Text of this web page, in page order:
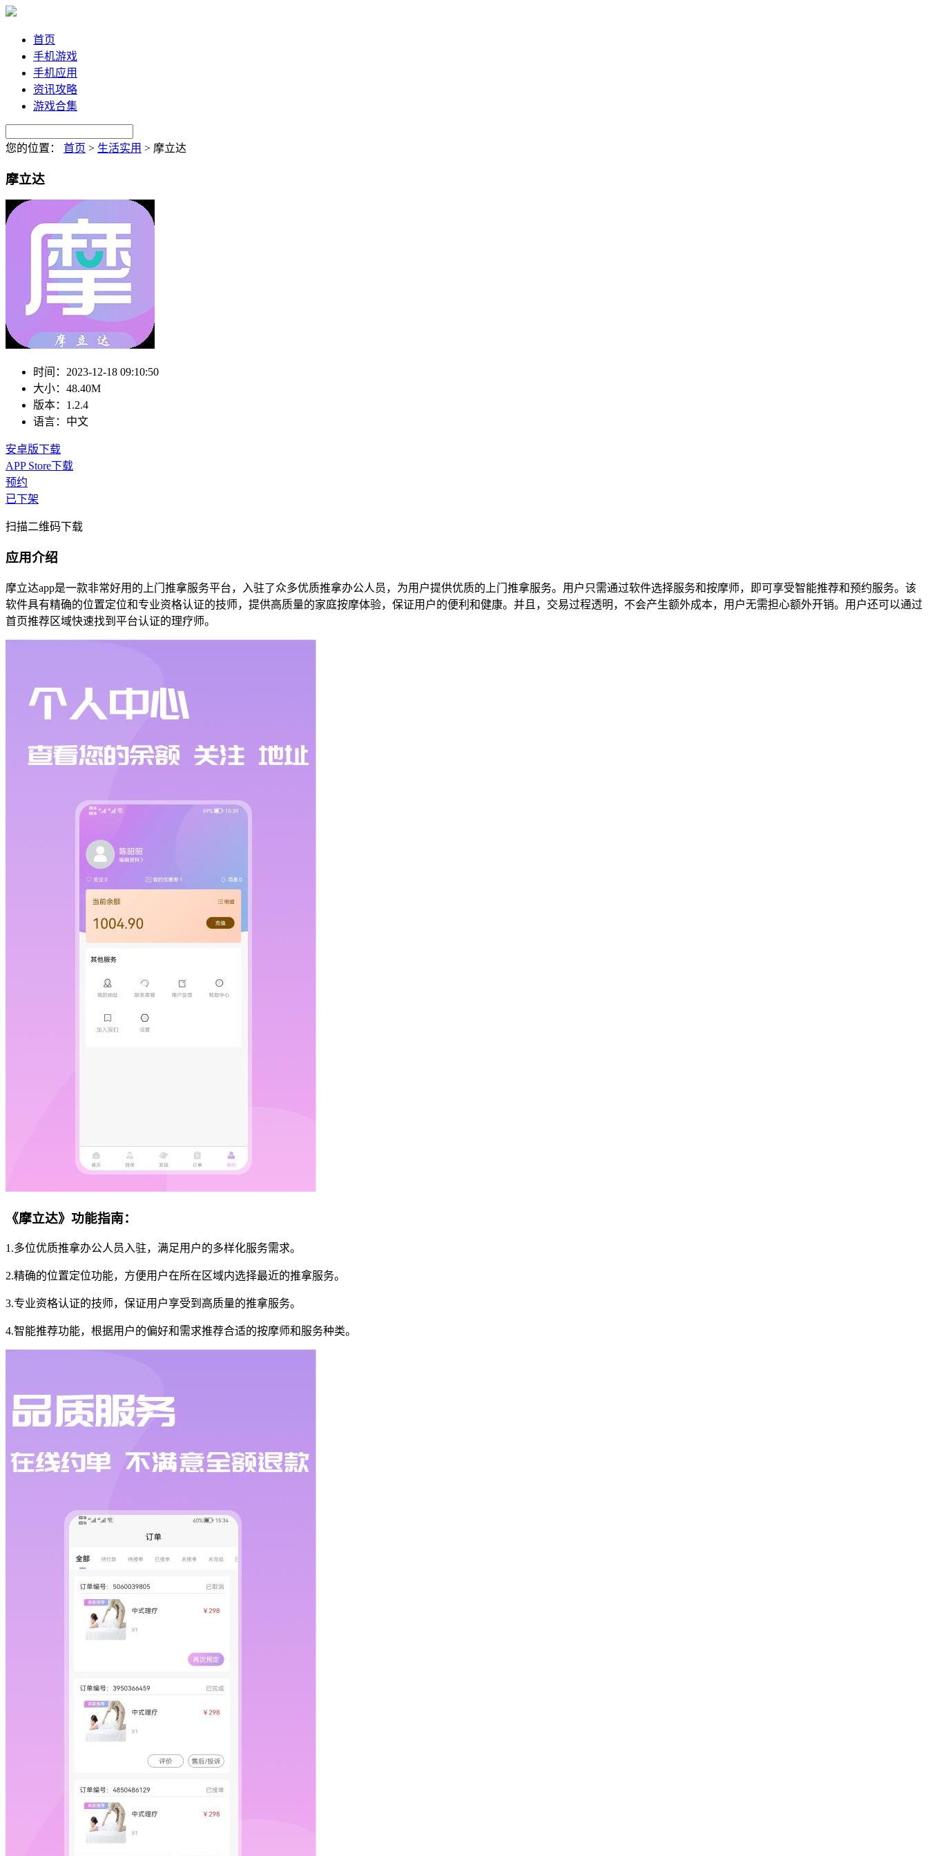
首页
手机游戏
手机应用
资讯攻略
游戏合集
您的位置： 首页 > 生活实用 > 摩立达
摩立达
时间： 2023-12-18 09:10:50
大小： 48.40M
版本： 1.2.4
语言： 中文
安卓版下载
APP Store下载
预约
已下架
扫描二维码下载
应用介绍
摩立达app是一款非常好用的上门推拿服务平台，入驻了众多优质推拿办公人员，为用户提供优质的上门推拿服务。用户只需通过软件选择服务和按摩师，即可享受智能推荐和预约服务。该
软件具有精确的位置定位和专业资格认证的技师，提供高质量的家庭按摩体验，保证用户的便利和健康。并且，交易过程透明，不会产生额外成本，用户无需担心额外开销。用户还可以通过
首页推荐区域快速找到平台认证的理疗师。
《摩立达》功能指南：
1.多位优质推拿办公人员入驻，满足用户的多样化服务需求。
2.精确的位置定位功能，方便用户在所在区域内选择最近的推拿服务。
3.专业资格认证的技师，保证用户享受到高质量的推拿服务。
4.智能推荐功能，根据用户的偏好和需求推荐合适的按摩师和服务种类。